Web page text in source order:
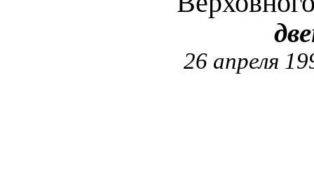
26 апреля